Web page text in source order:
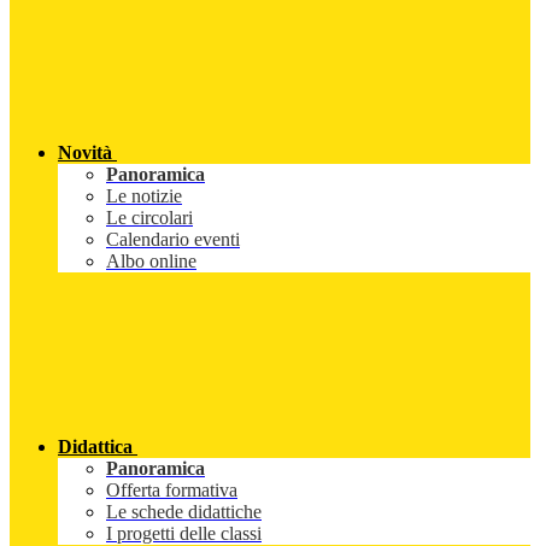
Novità
Panoramica
Le notizie
Le circolari
Calendario eventi
Albo online
Didattica
Panoramica
Offerta formativa
Le schede didattiche
I progetti delle classi